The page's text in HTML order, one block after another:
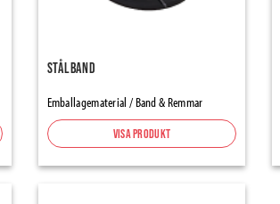
Stålband
Emballagematerial / Band & Remmar
Visa produkt